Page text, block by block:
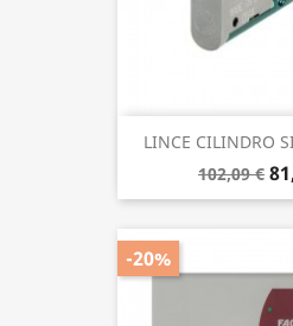
LINCE CILINDRO
102,09 €
-20%